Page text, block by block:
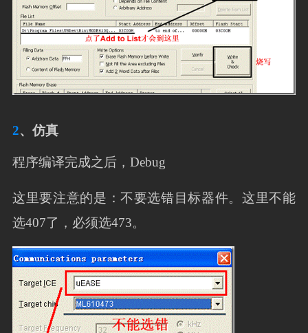
2、仿真
程序编译完成之后，Debug
这里要注意的是：不要选错目标器件。这里不能
选407了，必须选473。